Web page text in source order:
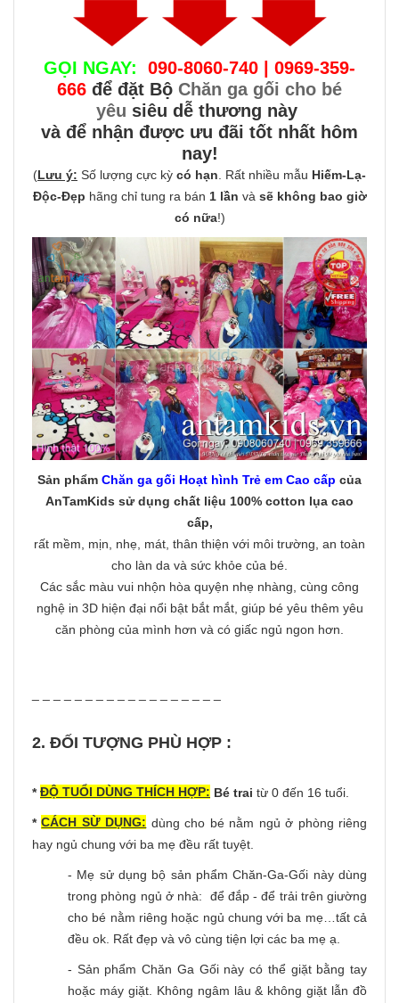
GỌI NGAY:
090-8060-740 | 0969-359-
666 để đặt Bộ Chăn ga gối cho bé
yêu siêu dễ thương này
và để nhận được ưu đãi tốt nhất hôm
nay!
(Lưu ý: Số lượng cực kỳ có hạn . Rất nhiều mẫu Hiếm-Lạ-
Độc-Đẹp hãng chỉ tung ra bán 1 lần và sẽ không bao giờ
có nữa!)
Sản phẩm Chăn ga gối Hoạt hình Trẻ em Cao cấp của
AnTamKids sử dụng chất liệu 100% cotton lụa cao
cấp,
rất mềm, mịn, nhẹ, mát, thân thiện với môi trường, an toàn
cho làn da và sức khỏe của bé.
Các sắc màu vui nhộn hòa quyện nhẹ nhàng, cùng công
nghệ in 3D hiện đại nổi bật bắt mắt, giúp bé yêu thêm yêu
căn phòng của mình hơn và có giấc ngủ ngon hơn.
2. ĐỐI TƯỢNG PHÙ HỢP :
*ĐỘ TUỔI DÙNG THÍCH HỢP: Bé trai từ 0 đến 16 tuổi.
*CÁCH SỪ DỤNG: dùng cho bé nằm ngủ ở phòng riêng
hay ngủ chung với ba mẹ đều rất tuyệt.
- Mẹ sử dụng bộ sản phẩm Chăn-Ga-Gối này dùng
trong phòng ngủ ở nhà: để đắp - để trải trên giường
cho bé nằm riêng hoặc ngủ chung với ba mẹ…tất cả
đều ok. Rất đẹp và vô cùng tiện lợi các ba mẹ ạ.
- Sản phẩm Chăn Ga Gối này có thể giặt bằng tay
hoặc máy giặt. Không ngâm lâu & không giặt lẫn đồ